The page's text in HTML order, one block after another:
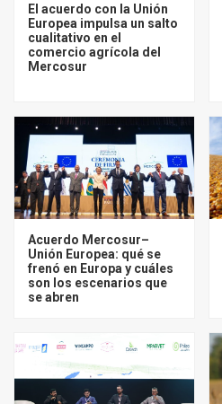
El acuerdo con la Unión
Europea impulsa un salto
cualitativo en el
comercio agrícola del
Mercosur
Acuerdo Mercosur–
Unión Europea: qué se
frenó en Europa y cuáles
son los escenarios que
se abren